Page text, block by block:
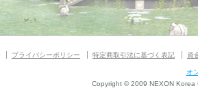
プライバシーポリシー 特定商取引法に基づく表記 資
オ
Copyright © 2009 NEXON Korea